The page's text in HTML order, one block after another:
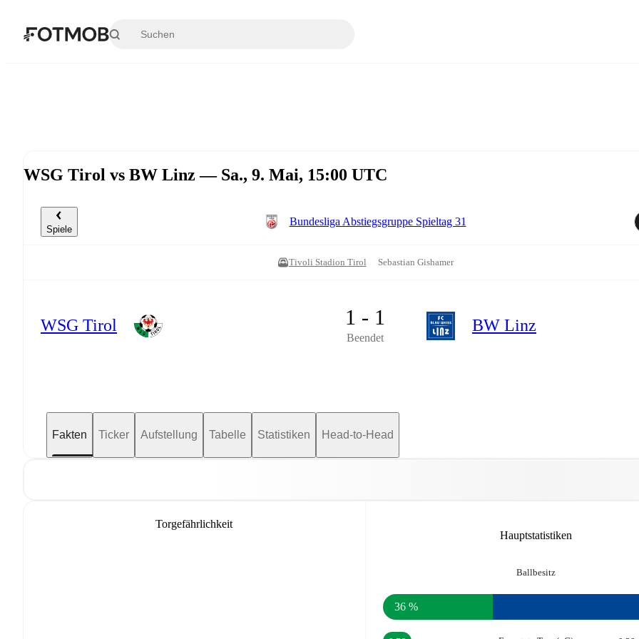
WSG Tirol vs BW Linz — Sa., 9. Mai, 15:00 UTC
Spiele
Bundesliga Abstiegsgruppe Spieltag 31
Tivoli Stadion Tirol Sebastian Gishamer
WSG Tirol 1 - 1
Beendet
BW Linz
Fakten Ticker Aufstellung Tabelle Statistiken Head-to-Head
Torgefährlichkeit
Hauptstatistiken
Ballbesitz
36 %